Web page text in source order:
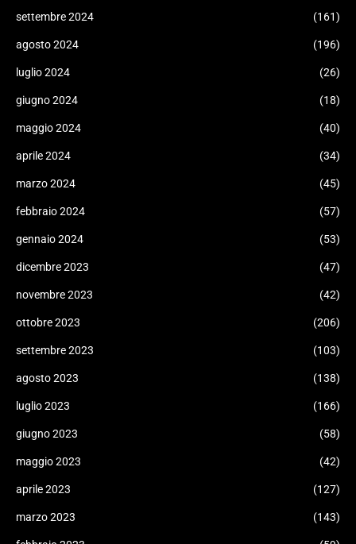
settembre 2024 (161)
agosto 2024 (196)
luglio 2024 (26)
giugno 2024 (18)
maggio 2024 (40)
aprile 2024 (34)
marzo 2024 (45)
febbraio 2024 (57)
gennaio 2024 (53)
dicembre 2023 (47)
novembre 2023 (42)
ottobre 2023 (206)
settembre 2023 (103)
agosto 2023 (138)
luglio 2023 (166)
giugno 2023 (58)
maggio 2023 (42)
aprile 2023 (127)
marzo 2023 (143)